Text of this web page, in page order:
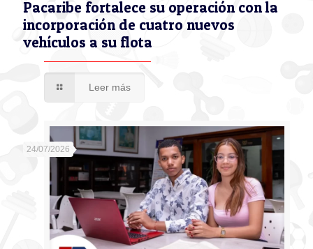
Pacaribe fortalece su operación con la
incorporación de cuatro nuevos
vehículos a su flota
Leer más
24/07/2026